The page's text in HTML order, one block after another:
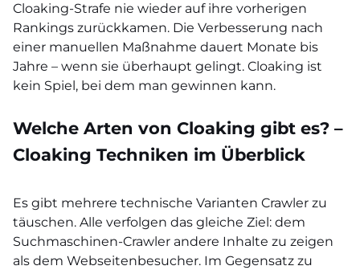
Cloaking-Strafe nie wieder auf ihre vorherigen
Rankings zurückkamen. Die Verbesserung nach
einer manuellen Maßnahme dauert Monate bis
Jahre – wenn sie überhaupt gelingt. Cloaking ist
kein Spiel, bei dem man gewinnen kann.
Welche Arten von Cloaking gibt es? –
Cloaking Techniken im Überblick
Es gibt mehrere technische Varianten Crawler zu
täuschen. Alle verfolgen das gleiche Ziel: dem
Suchmaschinen-Crawler andere Inhalte zu zeigen
als dem Webseitenbesucher. Im Gegensatz zu